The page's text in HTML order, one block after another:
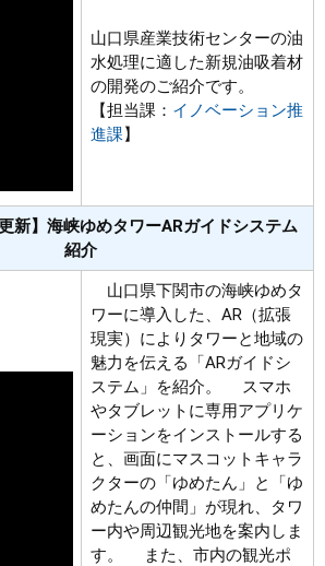
山口県産業技術センターの油
水処理に適した新規油吸着材
の開発のご紹介です。
【担当課： イノベーション推
進課】
新】海峡ゆめタワーARガイドシステム
紹介
山口県下関市の海峡ゆめタ
ワーに導入した、AR（拡張
現実）によりタワーと地域の
魅力を伝える「ARガイドシ
ステム」を紹介。 スマホ
やタブレットに専用アプリケ
ーションをインストールする
と、画面にマスコットキャラ
クターの「ゆめたん」と「ゆ
めたんの仲間」が現れ、タワ
ー内や周辺観光地を案内しま
す。 また、市内の観光ポ